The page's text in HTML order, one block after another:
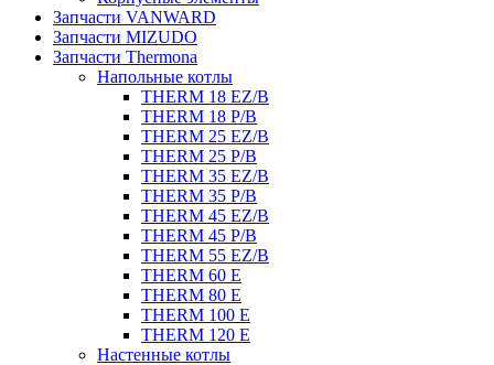
Запчасти VANWARD
Запчасти MIZUDO
Запчасти Thermona
Напольные котлы
THERM 18 EZ/B
THERM 18 P/B
THERM 25 EZ/B
THERM 25 P/B
THERM 35 EZ/B
THERM 35 P/B
THERM 45 EZ/B
THERM 45 P/B
THERM 55 EZ/B
THERM 60 E
THERM 80 E
THERM 100 E
THERM 120 E
Настенные котлы